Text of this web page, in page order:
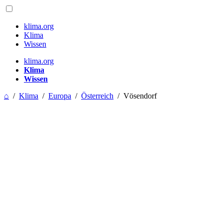
klima.org
Klima
Wissen
klima.org
Klima
Wissen
⌂ / Klima / Europa / Österreich / Vösendorf